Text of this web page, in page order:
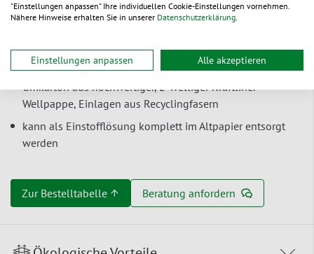
geringes Gewicht – spart Transportkosten
Umkartons flach angeliefert – Faserguss-Einlagen werden
platzsparend ineinander gestapelt geliefert
Umkarton aus hochwertiger, 2-welliger Kraftliner-
Wellpappe, Einlagen aus Recyclingfasern
kann als Einstofflösung komplett im Altpapier entsorgt
werden
Zur Bestelltabelle ↑ Beratung anfordern
"Einstellungen anpassen" Ihre individuellen Cookie-Einstellungen vornehmen.
Nähere Hinweise erhalten Sie in unserer Datenschutzerklärung.
Einstellungen anpassen Alle akzeptieren